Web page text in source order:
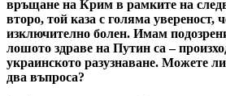
връщане на Крим в рамките на
второ, той каза с голяма
изключително болен. Имам
лошото здраве на Путин са –
украинското разузнаване. Можете ли
два въпроса?